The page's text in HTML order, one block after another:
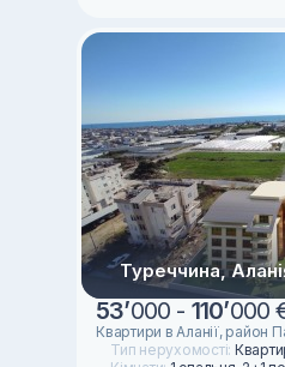
Туреччина,
53’000 - 110’000
Квартири в Аланії, район
Тип нерухомості: